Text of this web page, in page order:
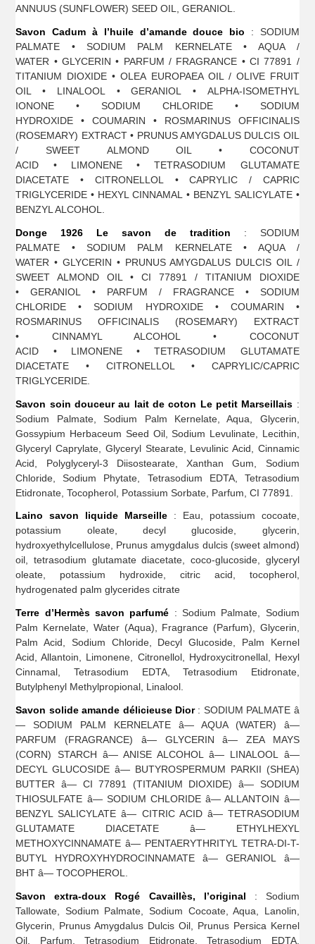
ANNUUS (SUNFLOWER) SEED OIL, GERANIOL.
Savon Cadum à l’huile d’amande douce bio : SODIUM
PALMATE • SODIUM PALM KERNELATE • AQUA /
WATER • GLYCERIN • PARFUM / FRAGRANCE • CI 77891 /
TITANIUM DIOXIDE • OLEA EUROPAEA OIL / OLIVE FRUIT
OIL • LINALOOL • GERANIOL • ALPHA-ISOMETHYL
IONONE • SODIUM CHLORIDE • SODIUM
HYDROXIDE • COUMARIN • ROSMARINUS OFFICINALIS
(ROSEMARY) EXTRACT • PRUNUS AMYGDALUS DULCIS OIL
/ SWEET ALMOND OIL • COCONUT
ACID • LIMONENE • TETRASODIUM GLUTAMATE
DIACETATE • CITRONELLOL • CAPRYLIC / CAPRIC
TRIGLYCERIDE • HEXYL CINNAMAL • BENZYL SALICYLATE •
BENZYL ALCOHOL.
Donge 1926 Le savon de tradition : SODIUM
PALMATE • SODIUM PALM KERNELATE • AQUA /
WATER • GLYCERIN • PRUNUS AMYGDALUS DULCIS OIL /
SWEET ALMOND OIL • CI 77891 / TITANIUM DIOXIDE
• GERANIOL • PARFUM / FRAGRANCE • SODIUM
CHLORIDE • SODIUM HYDROXIDE • COUMARIN •
ROSMARINUS OFFICINALIS (ROSEMARY) EXTRACT
• CINNAMYL ALCOHOL • COCONUT
ACID • LIMONENE • TETRASODIUM GLUTAMATE
DIACETATE • CITRONELLOL • CAPRYLIC/CAPRIC
TRIGLYCERIDE.
Savon soin douceur au lait de coton Le petit Marseillais :
Sodium Palmate, Sodium Palm Kernelate, Aqua, Glycerin,
Gossypium Herbaceum Seed Oil, Sodium Levulinate, Lecithin,
Glyceryl Caprylate, Glyceryl Stearate, Levulinic Acid, Cinnamic
Acid, Polyglyceryl-3 Diisostearate, Xanthan Gum, Sodium
Chloride, Sodium Phytate, Tetrasodium EDTA, Tetrasodium
Etidronate, Tocopherol, Potassium Sorbate, Parfum, CI 77891.
Laino savon liquide Marseille : Eau, potassium cocoate,
potassium oleate, decyl glucoside, glycerin,
hydroxyethylcellulose, Prunus amygdalus dulcis (sweet almond)
oil, tetrasodium glutamate diacetate, coco-glucoside, glyceryl
oleate, potassium hydroxide, citric acid, tocopherol,
hydrogenated palm glycerides citrate
Terre d’Hermès savon parfumé : Sodium Palmate, Sodium
Palm Kernelate, Water (Aqua), Fragrance (Parfum), Glycerin,
Palm Acid, Sodium Chloride, Decyl Glucoside, Palm Kernel
Acid, Allantoin, Limonene, Citronellol, Hydroxycitronellal, Hexyl
Cinnamal, Tetrasodium EDTA, Tetrasodium Etidronate,
Butylphenyl Methylpropional, Linalool.
Savon solide amande délicieuse Dior: SODIUM PALMATE â
— SODIUM PALM KERNELATE â— AQUA (WATER) â—
PARFUM (FRAGRANCE) â— GLYCERIN â— ZEA MAYS
(CORN) STARCH â— ANISE ALCOHOL â— LINALOOL â—
DECYL GLUCOSIDE â— BUTYROSPERMUM PARKII (SHEA)
BUTTER â— CI 77891 (TITANIUM DIOXIDE) â— SODIUM
THIOSULFATE â— SODIUM CHLORIDE â— ALLANTOIN â—
BENZYL SALICYLATE â— CITRIC ACID â— TETRASODIUM
GLUTAMATE DIACETATE â— ETHYLHEXYL
METHOXYCINNAMATE â— PENTAERYTHRITYL TETRA-DI-T-
BUTYL HYDROXYHYDROCINNAMATE â— GERANIOL â—
BHT â— TOCOPHEROL.
Savon extra-doux Rogé Cavaillès, l’original : Sodium
Tallowate, Sodium Palmate, Sodium Cocoate, Aqua, Lanolin,
Glycerin, Prunus Amygdalus Dulcis Oil, Prunus Persica Kernel
Oil, Parfum, Tetrasodium Etidronate, Tetrasodium EDTA,